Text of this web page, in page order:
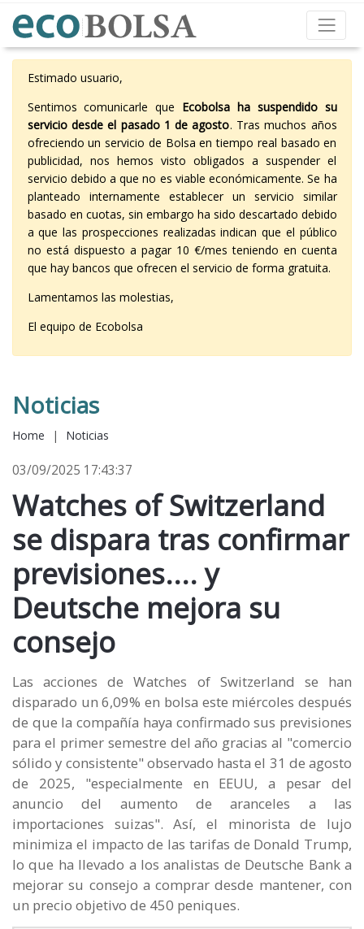
Estimado usuario,
Sentimos comunicarle que Ecobolsa ha suspendido su
servicio desde el pasado 1 de agosto. Tras muchos años
ofreciendo un servicio de Bolsa en tiempo real basado en
publicidad, nos hemos visto obligados a suspender el
servicio debido a que no es viable económicamente. Se ha
planteado internamente establecer un servicio similar
basado en cuotas, sin embargo ha sido descartado debido
a que las prospecciones realizadas indican que el público
no está dispuesto a pagar 10 €/mes teniendo en cuenta
que hay bancos que ofrecen el servicio de forma gratuita.
Lamentamos las molestias,
El equipo de Ecobolsa
Noticias
Home | Noticias
03/09/2025 17:43:37
Watches of Switzerland
se dispara tras confirmar
previsiones.... y
Deutsche mejora su
consejo
Las acciones de Watches of Switzerland se han
disparado un 6,09% en bolsa este miércoles después
de que la compañía haya confirmado sus previsiones
para el primer semestre del año gracias al "comercio
sólido y consistente" observado hasta el 31 de agosto
de 2025, "especialmente en EEUU, a pesar del
anuncio del aumento de aranceles a las
importaciones suizas". Así, el minorista de lujo
minimiza el impacto de las tarifas de Donald Trump,
lo que ha llevado a los analistas de Deutsche Bank a
mejorar su consejo a comprar desde mantener, con
un precio objetivo de 450 peniques.